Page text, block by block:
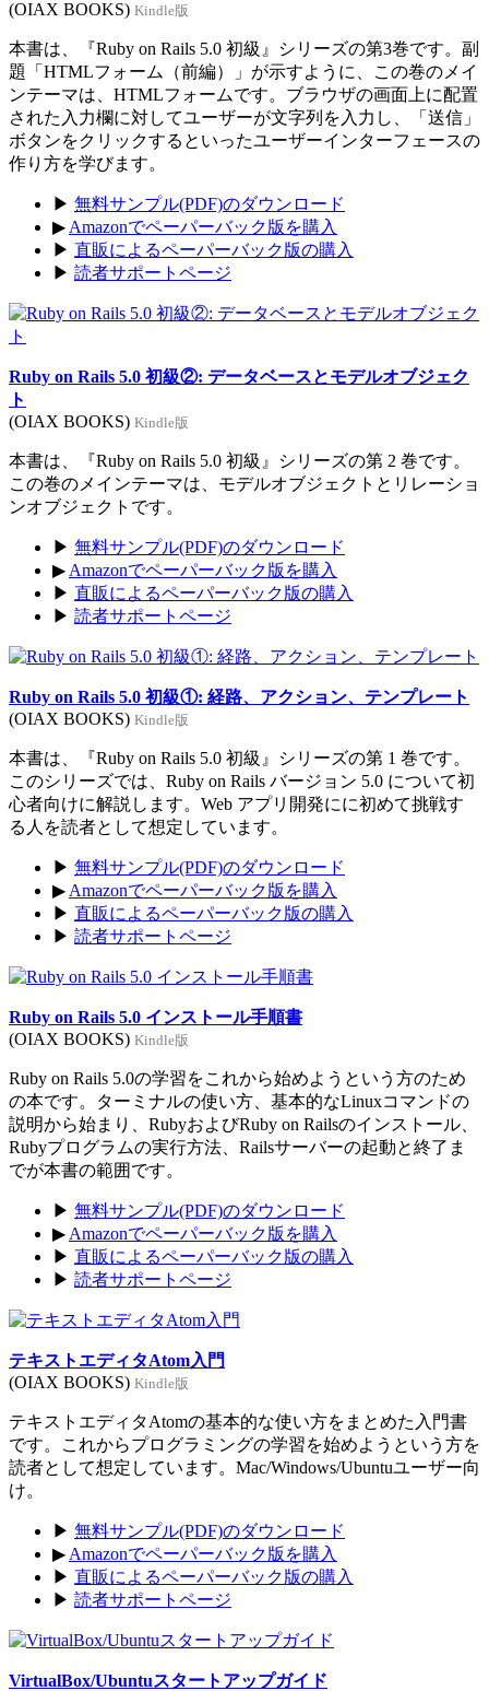
(OIAX BOOKS) Kindle版
本書は、『Ruby on Rails 5.0 初級』シリーズの第3巻です。副
題「HTMLフォーム（前編）」が示すように、この巻のメイ
ンテーマは、HTMLフォームです。ブラウザの画面上に配置
された入力欄に対してユーザーが文字列を入力し、「送信」
ボタンをクリックするといったユーザーインターフェースの
作り方を学びます。
▶ 無料サンプル(PDF)のダウンロード
▶ Amazonでペーパーバック版を購入
▶ 直販によるペーパーバック版の購入
▶ 読者サポートページ
Ruby on Rails 5.0 初級②: データベースとモデルオブジェク
ト
(OIAX BOOKS) Kindle版
本書は、『Ruby on Rails 5.0 初級』シリーズの第 2 巻です。
この巻のメインテーマは、モデルオブジェクトとリレーショ
ンオブジェクトです。
▶ 無料サンプル(PDF)のダウンロード
▶ Amazonでペーパーバック版を購入
▶ 直販によるペーパーバック版の購入
▶ 読者サポートページ
Ruby on Rails 5.0 初級①: 経路、アクション、テンプレート
(OIAX BOOKS) Kindle版
本書は、『Ruby on Rails 5.0 初級』シリーズの第 1 巻です。
このシリーズでは、Ruby on Rails バージョン 5.0 について初
心者向けに解説します。Web アプリ開発にに初めて挑戦す
る人を読者として想定しています。
▶ 無料サンプル(PDF)のダウンロード
▶ Amazonでペーパーバック版を購入
▶ 直販によるペーパーバック版の購入
▶ 読者サポートページ
Ruby on Rails 5.0 インストール手順書
(OIAX BOOKS) Kindle版
Ruby on Rails 5.0の学習をこれから始めようという方のため
の本です。ターミナルの使い方、基本的なLinuxコマンドの
説明から始まり、RubyおよびRuby on Railsのインストール、
Rubyプログラムの実行方法、Railsサーバーの起動と終了ま
でが本書の範囲です。
▶ 無料サンプル(PDF)のダウンロード
▶ Amazonでペーパーバック版を購入
▶ 直販によるペーパーバック版の購入
▶ 読者サポートページ
テキストエディタAtom入門
(OIAX BOOKS) Kindle版
テキストエディタAtomの基本的な使い方をまとめた入門書
です。これからプログラミングの学習を始めようという方を
読者として想定しています。Mac/Windows/Ubuntuユーザー向
け。
▶ 無料サンプル(PDF)のダウンロード
▶ Amazonでペーパーバック版を購入
▶ 直販によるペーパーバック版の購入
▶ 読者サポートページ
VirtualBox/Ubuntuスタートアップガイド